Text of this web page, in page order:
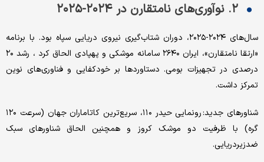
۲. نوآوری‌های نامتقارن در ۲۰۲۴-۲۰۲۵
سال‌های ۲۰۲۴-۲۰۲۵، دوران شتاب‌گیری نیروی دریایی سپاه بود. با برنامه
«ارتقا نامتقارن»، ایران ۲۶۴۰ سامانه موشکی و پهپادی الحاق کرد ، رشد ۲۰
درصدی در تجهیزات بومی. دستاوردها بر خودکفایی و فناوری‌های نوین
تمرکز داشت.
شناورهای جدید: رونمایی حیدر ۱۱۰، سریع‌ترین کاتاماران جهان (سرعت ۱۲۰
گره) با ظرفیت دو موشک کروز و همچنین الحاق شناورهای سبک
ضدزیردریایی.